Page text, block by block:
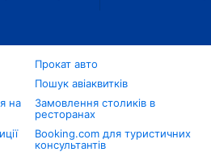
на
Прокат авто
Пошук авіаквитків
Замовлення столиків в
ресторанах
Booking.com для туристичних
консультантів